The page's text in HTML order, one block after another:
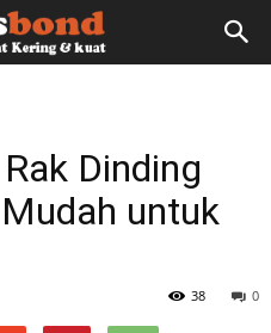
Dinding
untuk
0
38